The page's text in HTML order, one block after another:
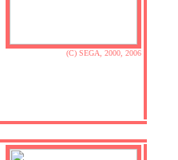
(C) SEGA, 2000, 2006